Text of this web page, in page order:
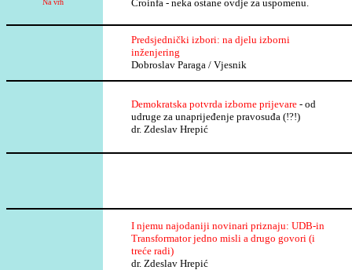
Na vrh
Croinfa - neka ostane ovdje za uspomenu.
Predsjednički izbori: na djelu izborni
inženjering
Dobroslav Paraga / Vjesnik
Demokratska potvrda izborne prijevare - od
udruge za unaprijeđenje pravosuđa (!?!)
dr. Zdeslav Hrepić
I njemu najodaniji novinari priznaju: UDB-in
Transformator jedno misli a drugo govori (i
treće radi)
dr. Zdeslav Hrepić